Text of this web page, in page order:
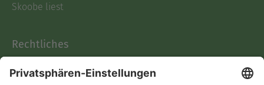
Skoobe liest
Rechtliches
AGB